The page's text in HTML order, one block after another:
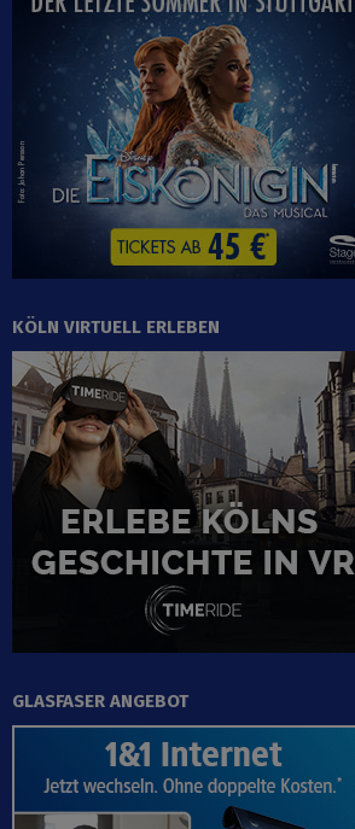
KÖLN VIRTUELL ERLEBEN
GLASFASER ANGEBOT